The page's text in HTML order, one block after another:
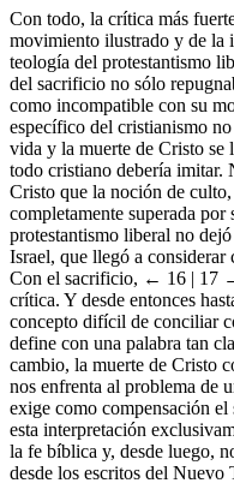
Con todo, la crítica más
movimiento ilustrado y de la
teología del protestantismo
del sacrificio no sólo
como incompatible con su
específico del cristianismo
vida y la muerte de Cristo se
todo cristiano debería imitar.
Cristo que la noción de
completamente superada por
protestantismo liberal no
Israel, que llegó a considerar
Con el sacrificio, ← 16 | 17
crítica. Y desde entonces
concepto difícil de conciliar
define con una palabra tan
cambio, la muerte de Cristo
nos enfrenta al problema de
exige como compensación
esta interpretación
la fe bíblica y, desde luego,
desde los escritos del Nuevo